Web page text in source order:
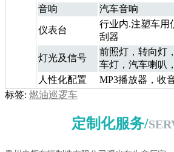
音响
汽车音响
仪表台
行业内.注塑车用
刮器
灯光及信号
前照灯，转向灯
车灯，汽车喇叭
人性化配置
MP3播放器，收
标签: 燃油巡逻车
定制化服务/